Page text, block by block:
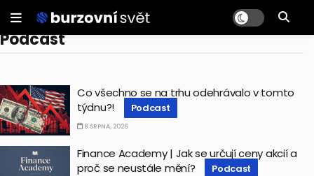
Podcast
Co všechno se na trhu odehrávalo v tomto
týdnu?!
Podcast
8 SRPNA, 2026
Finance Academy | Jak se určují ceny akcií a
proč se neustále mění?
Podcast